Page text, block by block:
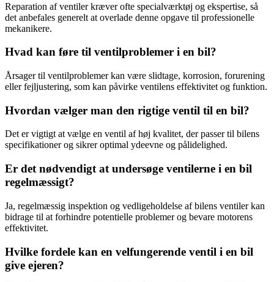
Reparation af ventiler kræver ofte specialværktøj og ekspertise, så
det anbefales generelt at overlade denne opgave til professionelle
mekanikere.
Hvad kan føre til ventilproblemer i en bil?
Årsager til ventilproblemer kan være slidtage, korrosion, forurening
eller fejljustering, som kan påvirke ventilens effektivitet og funktion.
Hvordan vælger man den rigtige ventil til en bil?
Det er vigtigt at vælge en ventil af høj kvalitet, der passer til bilens
specifikationer og sikrer optimal ydeevne og pålidelighed.
Er det nødvendigt at undersøge ventilerne i en bil
regelmæssigt?
Ja, regelmæssig inspektion og vedligeholdelse af bilens ventiler kan
bidrage til at forhindre potentielle problemer og bevare motorens
effektivitet.
Hvilke fordele kan en velfungerende ventil i en bil
give ejeren?